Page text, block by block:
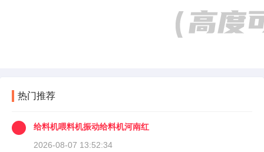
热门推荐
给料机喂料机振动给料机河南红
2026-08-07 13:52:34